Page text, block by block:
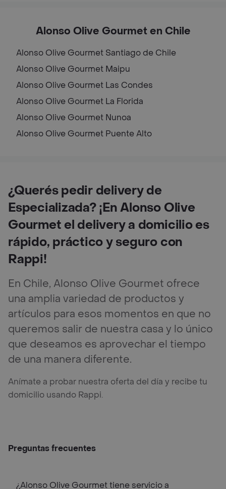
Alonso Olive Gourmet en Chile
Alonso Olive Gourmet Santiago de Chile
Alonso Olive Gourmet Maipu
Alonso Olive Gourmet Las Condes
Alonso Olive Gourmet La Florida
Alonso Olive Gourmet Nunoa
Alonso Olive Gourmet Puente Alto
¿Querés pedir delivery de
Especializada? ¡En Alonso Olive
Gourmet el delivery a domicilio es
rápido, práctico y seguro con
Rappi!
En Chile, Alonso Olive Gourmet ofrece
una amplia variedad de productos y
artículos para esos momentos en que no
queremos salir de nuestra casa y lo único
que deseamos es aprovechar el tiempo
de una manera diferente.
Anímate a probar nuestra oferta del día y recibe tu
domicilio usando Rappi.
Preguntas frecuentes
¿Alonso Olive Gourmet tiene servicio a